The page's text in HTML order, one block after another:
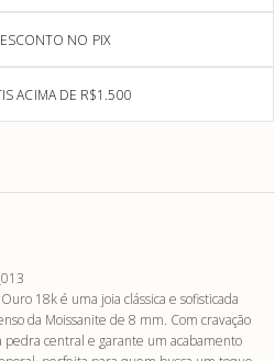
NO PIX
ACIMA DE R$1.500
18k é uma joia clássica e sofisticada
da Moissanite de 8 mm. Com cravação
pedra central e garante um acabamento